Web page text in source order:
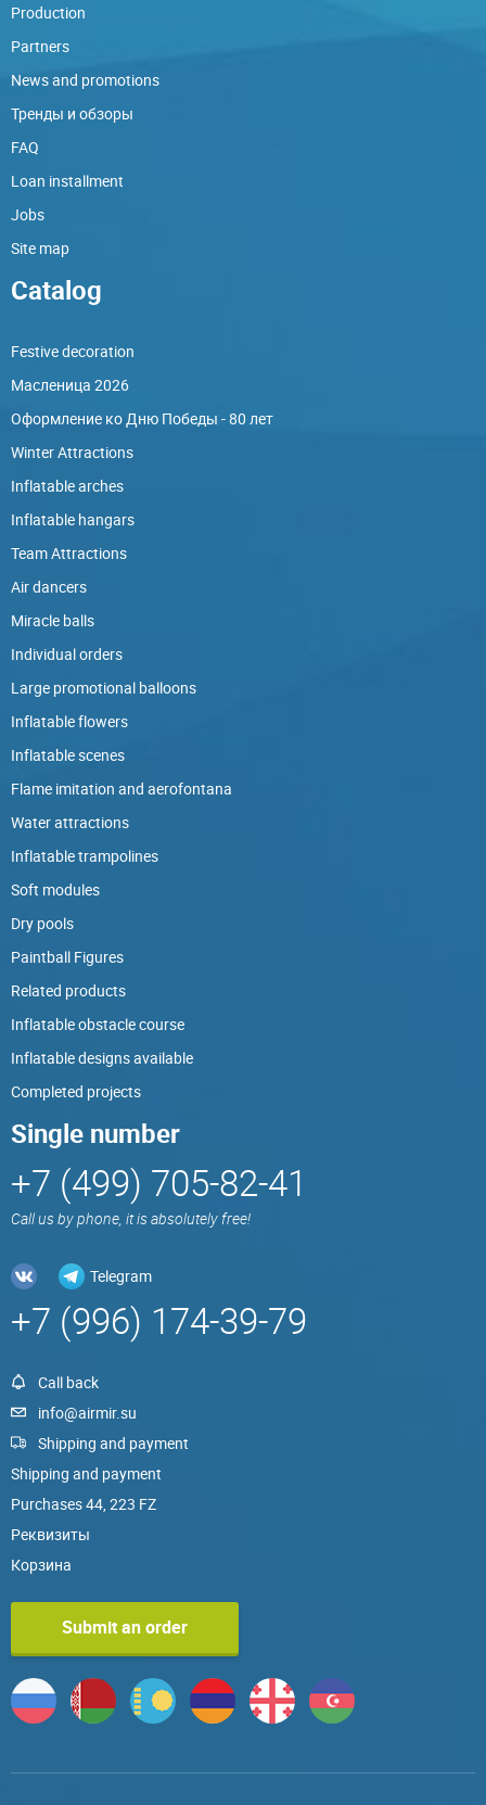
Production
Partners
News and promotions
Тренды и обзоры
FAQ
Loan installment
Jobs
Site map
Catalog
Festive decoration
Масленица 2026
Оформление ко Дню Победы - 80 лет
Winter Attractions
Inflatable arches
Inflatable hangars
Team Attractions
Air dancers
Miracle balls
Individual orders
Large promotional balloons
Inflatable flowers
Inflatable scenes
Flame imitation and aerofontana
Water attractions
Inflatable trampolines
Soft modules
Dry pools
Paintball Figures
Related products
Inflatable obstacle course
Inflatable designs available
Completed projects
Single number
+7 (499) 705-82-41
Call us by phone, it is absolutely free!
Telegram
+7 (996) 174-39-79
Call back
info@airmir.su
Shipping and payment
Shipping and payment
Purchases 44, 223 FZ
Реквизиты
Корзина
Submit an order